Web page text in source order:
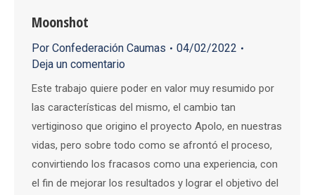
Moonshot
Por Confederación Caumas
04/02/2022
Deja un comentario
Este trabajo quiere poder en valor muy resumido por
las características del mismo, el cambio tan
vertiginoso que origino el proyecto Apolo, en nuestras
vidas, pero sobre todo como se afrontó el proceso,
convirtiendo los fracasos como una experiencia, con
el fin de mejorar los resultados y lograr el objetivo del